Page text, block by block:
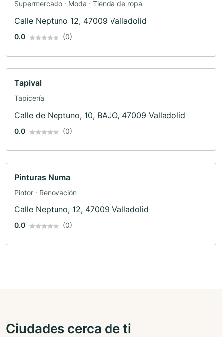
Supermercado · Moda · Tienda de ropa
Calle Neptuno 12, 47009 Valladolid
0.0 (0)
Tapival
Tapicería
Calle de Neptuno, 10, BAJO, 47009 Valladolid
0.0 (0)
Pinturas Numa
Pintor · Renovación
Calle Neptuno, 12, 47009 Valladolid
0.0 (0)
Ciudades cerca de ti